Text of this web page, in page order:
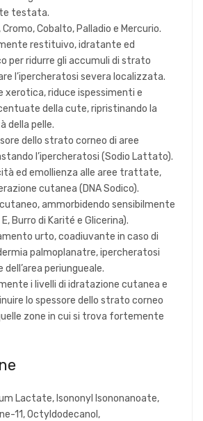
testata.
Cobalto, Palladio e Mercurio.
restituivo, idratante ed
per ridurre gli accumuli di strato
l’ipercheratosi severa localizzata.
xerotica, riduce ispessimenti e
della cute, ripristinando la
della pelle.
dello strato corneo di aree
l’ipercheratosi (Sodio Lattato).
ed emollienza alle aree trattate,
cutanea (DNA Sodico).
ammorbidendo sensibilmente
Burro di Karité e Glicerina).
urto, coadiuvante in caso di
palmoplanatre, ipercheratosi
periungueale.
i livelli di idratazione cutanea e
lo spessore dello strato corneo
zone in cui si trova fortemente
Lactate, Isononyl Isononanoate,
11, Octyldodecanol,